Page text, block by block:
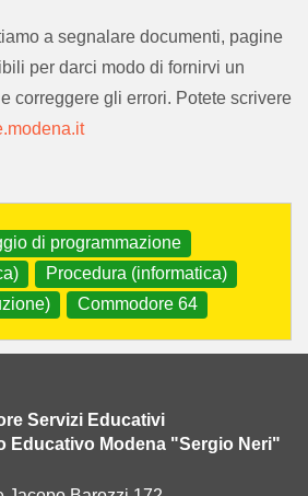
a segnalare documenti, pagine
per darci modo di fornirvi un
correggere gli errori. Potete scrivere
di programmazione
Procedura (informatica)
Commodore 64
Servizi Educativi
Educativo Modena "Sergio Neri"